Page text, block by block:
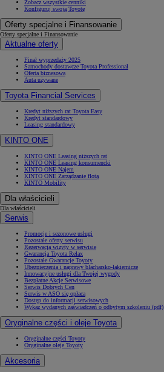
Zobacz wszystkie cenniki
Konfiguruj swoją Toyotę
Oferty specjalne i Finansowanie
Oferty specjalne i Finansowanie
Aktualne oferty
Finał wyprzedaży 2025
Samochody dostawcze Toyota Professional
Oferta biznesowa
Auta używane
Toyota Financial Services
Kredyt niższych rat Toyota Easy
Kredyt standardowy
Leasing standardowy
KINTO ONE
KINTO ONE Leasing niższych rat
KINTO ONE Leasing konsumencki
KINTO ONE Najem
KINTO ONE Zarządzanie flotą
KINTO Mobility
Dla właścicieli
Dla właścicieli
Serwis
Promocje i sezonowe usługi
Pozostałe oferty serwisu
Rezerwacja wizyty w serwisie
Gwarancja Toyota Relax
Pozostałe Gwarancje Toyoty
Ubezpieczenia i naprawy blacharsko-lakiernicze
Innowacyjne usługi dla Twojej wygody
Bezpłatne Akcje Serwisowe
Serwis Dobrych Cen
Serwis w ASO się opłaca
Dostęp do informacji serwisowych
Wykaz wydanych zaświadczeń o odbytym szkoleniu (pdf)
Oryginalne części i oleje Toyota
Oryginalne części Toyoty
Oryginalne oleje Toyoty
Akcesoria